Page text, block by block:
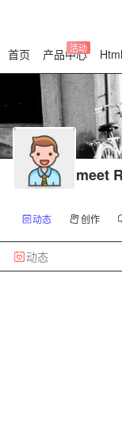
首页 产品中心
活动
meet
动态 创作
动态